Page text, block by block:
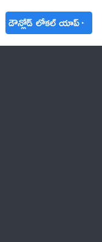
డౌన్లోడ్ లోకల్ యాప్